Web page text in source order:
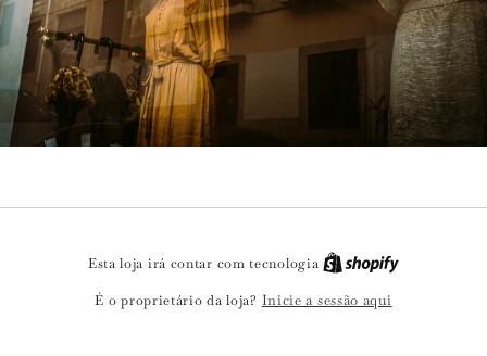
Esta loja irá contar com tecnologia
É o proprietário da loja? Inicie a sessão aqui